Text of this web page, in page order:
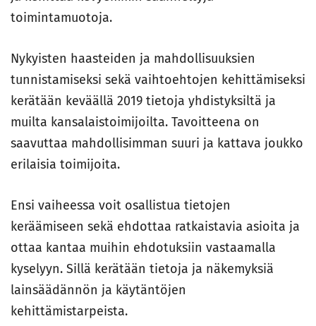
toimintamuotoja.
Nykyisten haasteiden ja mahdollisuuksien
tunnistamiseksi sekä vaihtoehtojen kehittämiseksi
kerätään keväällä 2019 tietoja yhdistyksiltä ja
muilta kansalaistoimijoilta. Tavoitteena on
saavuttaa mahdollisimman suuri ja kattava joukko
erilaisia toimijoita.
Ensi vaiheessa voit osallistua tietojen
keräämiseen sekä ehdottaa ratkaistavia asioita ja
ottaa kantaa muihin ehdotuksiin vastaamalla
kyselyyn. Sillä kerätään tietoja ja näkemyksiä
lainsäädännön ja käytäntöjen
kehittämistarpeista.